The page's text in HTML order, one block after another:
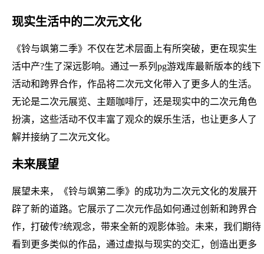
现实生活中的二次元文化
《铃与飒第二季》不仅在艺术层面上有所突破，更在现实生
活中产?生了深远影响。通过一系列pg游戏库最新版本的线下
活动和跨界合作，作品将二次元文化带入了更多人的生活。
无论是二次元展览、主题咖啡厅，还是现实中的二次元角色
扮演，这些活动不仅丰富了观众的娱乐生活，也让更多人了
解并接纳了二次元文化。
未来展望
展望未来，《铃与飒第二季》的成功为二次元文化的发展开
辟了新的道路。它展示了二次元作品如何通过创新和跨界合
作，打破传?统观念，带来全新的观影体验。未来，我们期待
看到更多类似的作品，通过虚拟与现实的交汇，创造出更多